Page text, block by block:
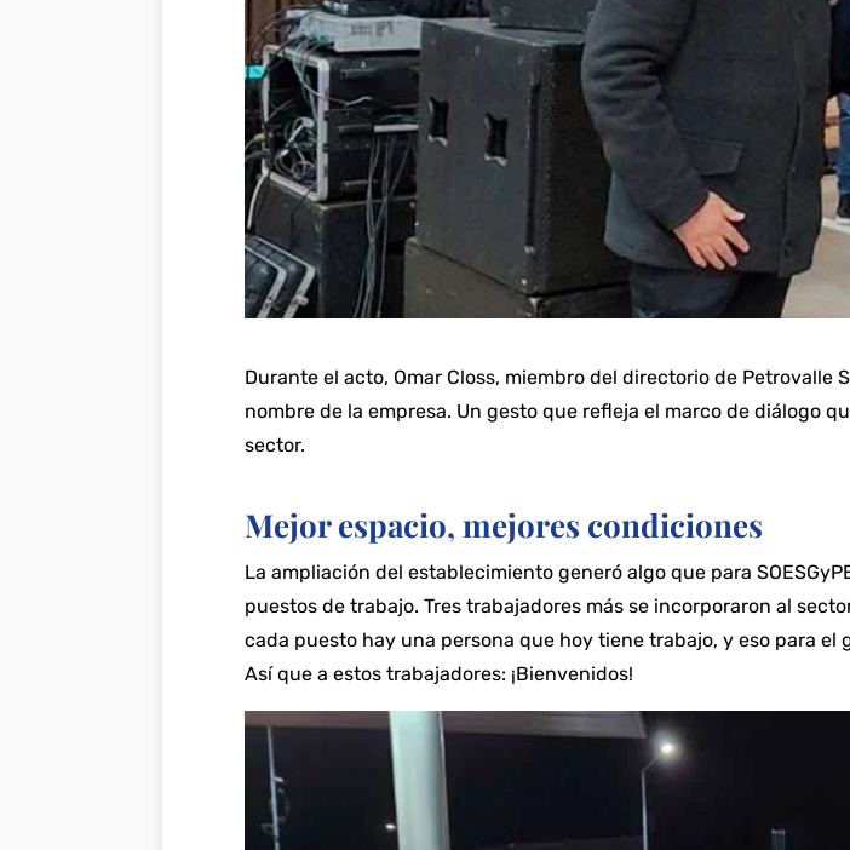
Durante el acto, Omar Closs, miembro del directorio de Petrovalle
nombre de la empresa. Un gesto que refleja el marco de diálogo
sector.
Mejor espacio, mejores condiciones
La ampliación del establecimiento generó algo que para
puestos de trabajo. Tres trabajadores más se incorporaron al
cada puesto hay una persona que hoy tiene trabajo, y eso para
Así que a estos trabajadores: ¡Bienvenidos!